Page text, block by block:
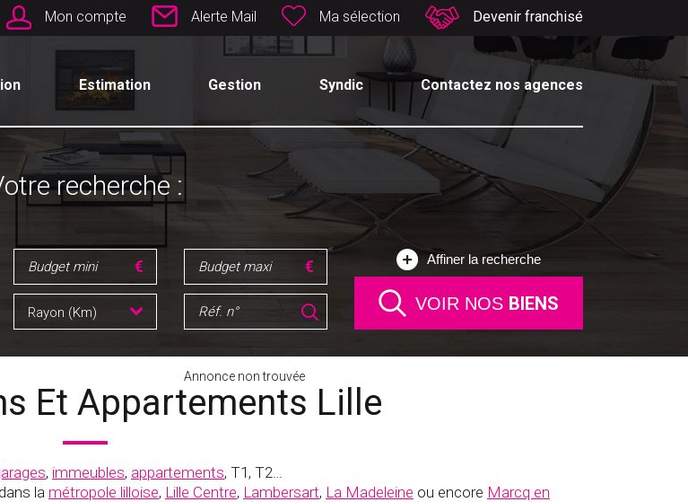
Mon compte Alerte Mail Ma sélection Devenir franchisé
Estimation Gestion Syndic Contactez nos agences
recherche :
Rayon (Km)
Annonce non trouvée
Affiner la recherche
VOIR NOS BIENS
Et Appartements Lille
, immeubles, appartements, T1, T2…
la métropole lilloise, Lille Centre, Lambersart, La Madeleine ou encore Marcq en